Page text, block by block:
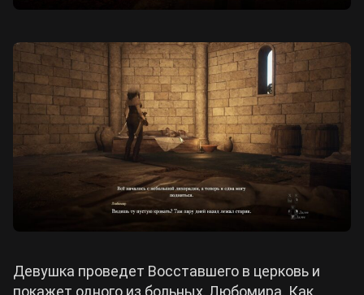
Девушка проведет Восставшего в церковь и
покажет одного из больных, Любомира. Как